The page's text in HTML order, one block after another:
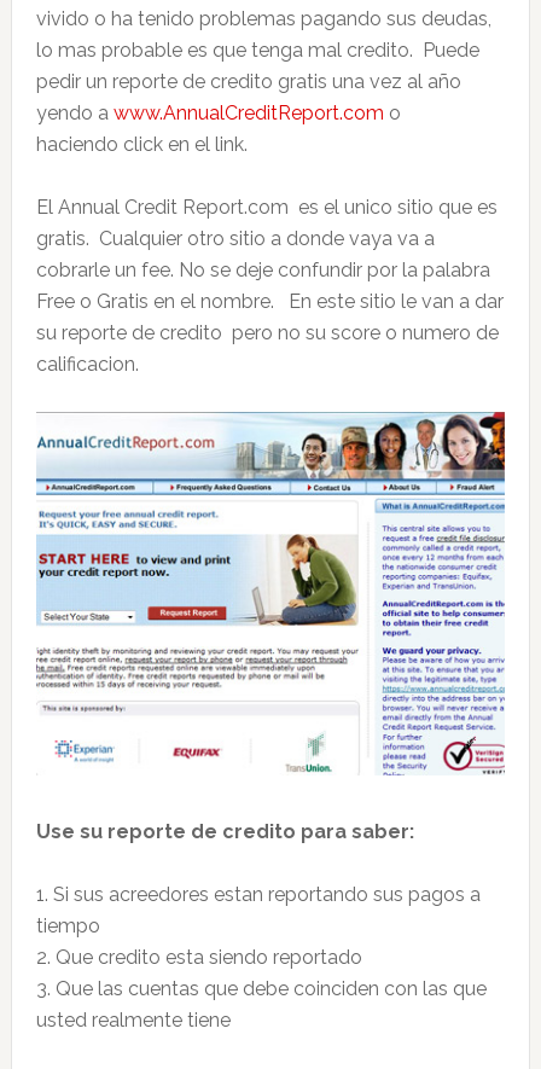
vivido o ha tenido problemas pagando sus deudas,
lo mas probable es que tenga mal credito. Puede
pedir un reporte de credito gratis una vez al año
yendo a www.AnnualCreditReport.com o
haciendo click en el link.
El Annual Credit Report.com es el unico sitio que es
gratis. Cualquier otro sitio a donde vaya va a
cobrarle un fee. No se deje confundir por la palabra
Free o Gratis en el nombre. En este sitio le van a dar
su reporte de credito pero no su score o numero de
calificacion.
Use su reporte de credito para saber:
1. Si sus acreedores estan reportando sus pagos a
tiempo
2. Que credito esta siendo reportado
3. Que las cuentas que debe coinciden con las que
usted realmente tiene